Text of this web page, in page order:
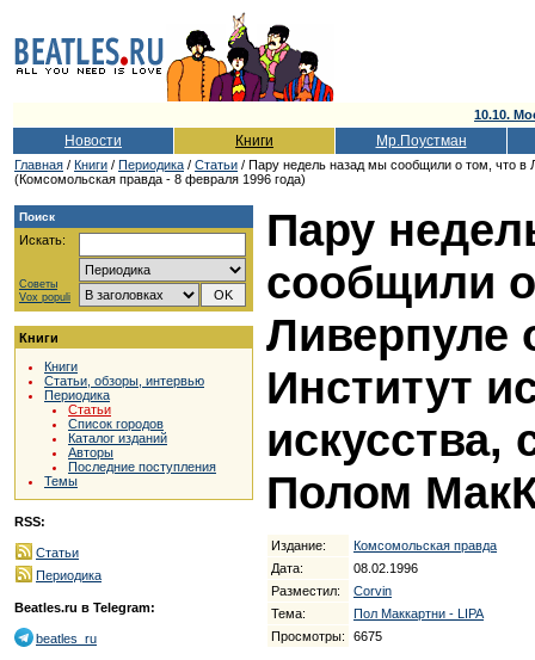
10.10.
Новости Книги Мр.Поустман
Главная / Книги / Периодика / Статьи / Пару недель назад мы сообщили о том, что в
(Комсомольская правда - 8 февраля 1996 года)
Поиск
Искать:
Советы
Vox populi
Книги
Книги
Статьи, обзоры, интервью
Периодика
Статьи
Список городов
Каталог изданий
Авторы
Последние поступления
Темы
RSS:
Статьи
Периодика
Beatles.ru в Telegram:
beatles_ru
Пару
сообщили
Ливерпуле
Институт
искусства,
Полом
Издание:
Комсомольская правда
Дата:
08.02.1996
Разместил:
Corvin
Тема:
Пол Маккартни - LIPA
Просмотры:
6675